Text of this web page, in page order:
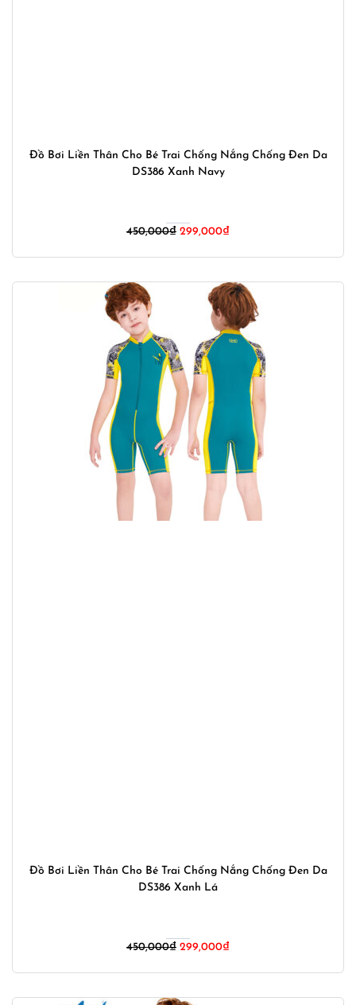
Đồ Bơi Liền Thân Cho Bé Trai Chống Nắng Chống Đen Da
DS386 Xanh Navy
450,000₫ Giá
450,000₫.
299,000₫Giá
là:
299,000₫.
Đồ Bơi Liền Thân Cho Bé Trai Chống Nắng Chống Đen Da
DS386 Xanh Lá
450,000₫ Giá
450,000₫.
299,000₫Giá
là: